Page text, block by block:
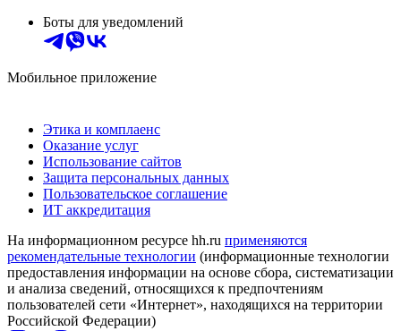
Боты для уведомлений
Мобильное приложение
Этика и комплаенс
Оказание услуг
Использование сайтов
Защита персональных данных
Пользовательское соглашение
ИТ аккредитация
На информационном ресурсе hh.ru применяются
рекомендательные технологии (информационные технологии
предоставления информации на основе сбора, систематизации
и анализа сведений, относящихся к предпочтениям
пользователей сети «Интернет», находящихся на территории
Российской Федерации)